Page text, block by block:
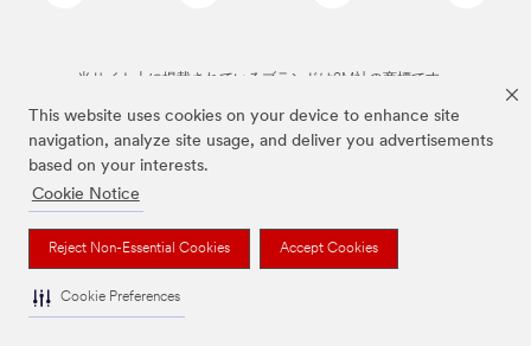
This website uses cookies on your device to enhance site
navigation, analyze site usage, and deliver you advertisements
based on your interests.
Cookie Notice
Reject Non-Essential Cookies Accept Cookies
Cookie Preferences
当サイト上に掲載されているブランドは3M社の商標です。